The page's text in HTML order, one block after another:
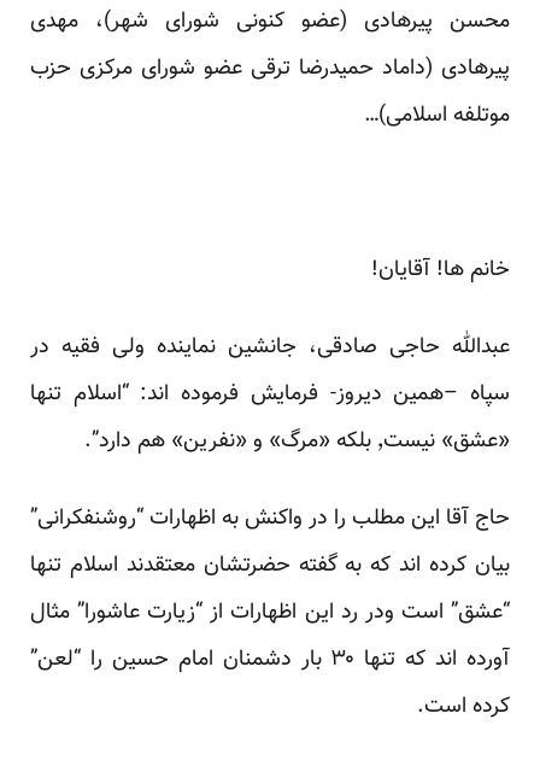
محسن پیرهادی (عضو کنونی شورای شهر)، مهدی
پیرهادی (داماد حمیدرضا ترقی عضو شورای مرکزی حزب
موتلفه اسلامی)…
خانم ها! آقایان!
عبدالله حاجی صادقی، جانشین نماینده ولی فقیه در
سپاه –همین دیروز- فرمایش فرموده اند: “اسلام تنها
«عشق» نیست٬ بلکه «مرگ» و «نفرین» هم دارد”.
حاج آقا این مطلب را در واکنش به اظهارات “روشنفکرانی”
بیان کرده اند که به گفته حضرتشان معتقدند اسلام تنها
“عشق” است ودر رد این اظهارات از “زیارت عاشورا” مثال
آورده اند که تنها ۳۰ بار دشمنان امام حسین را “لعن”
کرده است.